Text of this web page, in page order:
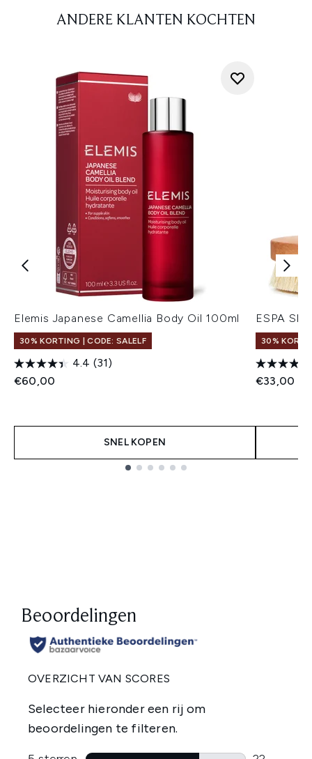
ANDERE KLANTEN KOCHTEN
Elemis Japanese Camellia Body Oil 100ml
30% KORTING | CODE: SALELF
4.4 (31)
€60,00
SNEL KOPEN
ESPA
30%
€33,00